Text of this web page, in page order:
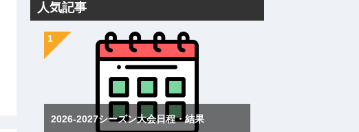
人気記事
2026-2027シーズン大会日程・結果